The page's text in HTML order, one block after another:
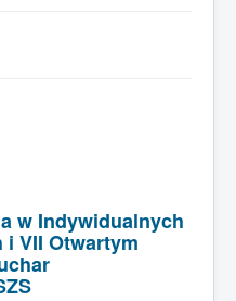
w Indywidualnych
i VII Otwartym